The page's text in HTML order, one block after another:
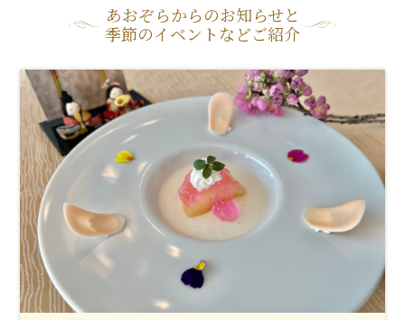
あおぞらからのお知らせと
季節のイベントなどご紹介